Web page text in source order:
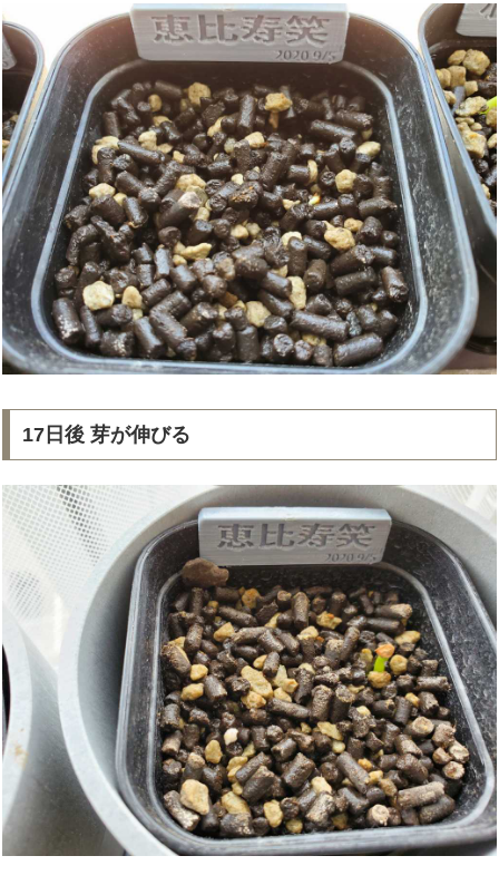
17日後 芽が伸びる